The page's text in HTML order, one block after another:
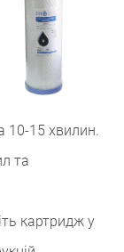
10-15 хвилин.
та
картридж у